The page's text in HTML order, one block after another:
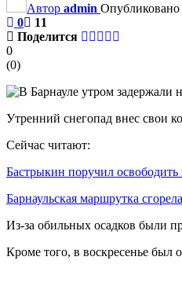
Автор admin Опубликовано
0
11
Поделится
0
(0)
Утренний снегопад внес свои
Сейчас читают:
Бастрыкин поручил
Барнаульская маршрутка
Из-за обильных осадков были
Кроме того, в воскресенье был